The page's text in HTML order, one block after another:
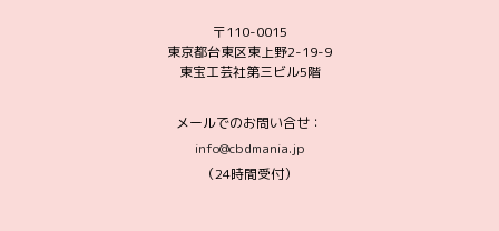
〒110-0015
東京都台東区東上野2-19-9
東宝工芸社第三ビル5階
メールでのお問い合せ：
info@cbdmania.jp
（24時間受付）